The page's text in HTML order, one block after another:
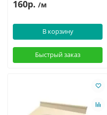
160р. /м
В корзину
Быстрый заказ